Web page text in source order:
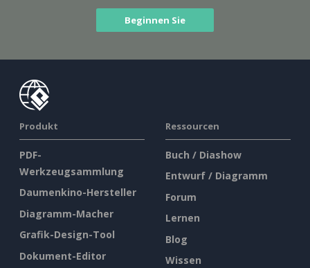
Beginnen Sie
Produkt
PDF-
Werkzeugsammlung
Daumenkino-Hersteller
Diagramm-Macher
Grafik-Design-Tool
Dokument-Editor
Ressourcen
Buch / Diashow
Entwurf / Diagramm
Forum
Lernen
Blog
Wissen